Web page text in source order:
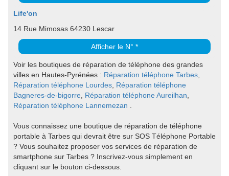
Life'on
14 Rue Mimosas 64230 Lescar
Afficher le N° *
Voir les boutiques de réparation de téléphone des grandes
villes en Hautes-Pyrénées : Réparation téléphone Tarbes
Réparation téléphone Lourdes Réparation téléphone
Bagneres-de-bigorre
Réparation téléphone Aureilhan
Réparation téléphone Lannemezan
Vous connaissez une boutique de réparation de téléphone
portable à Tarbes qui devrait être sur SOS Téléphone Portable
? Vous souhaitez proposer vos services de réparation de
smartphone sur Tarbes ? Inscrivez-vous simplement en
cliquant sur le bouton ci-dessous.